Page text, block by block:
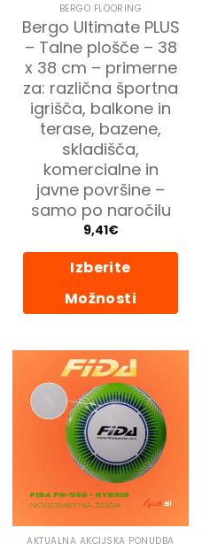
BERGO FLOORING
Bergo Ultimate PLUS
– Talne plošče – 38
x 38 cm – primerne
za: različna športna
igrišča, balkone in
terase, bazene,
skladišča,
komercialne in
javne površine –
samo po naročilu
9,41€
Izberite
Možnosti
ima
več
različic.
Možnosti
lahko
izberete
na
strani
izdelka
AKTUALNA AKCIJSKA PONUDBA